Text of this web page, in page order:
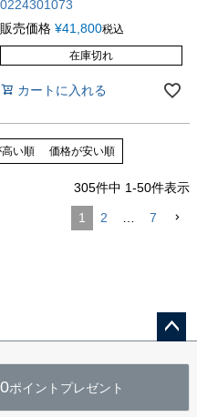
0224301073
販売価格 ¥41,800税込
在庫切れ
カートに入れる
い順 価格が安い順
305件中 1-50件表示
1 2 7
へ
ポイントプレゼント